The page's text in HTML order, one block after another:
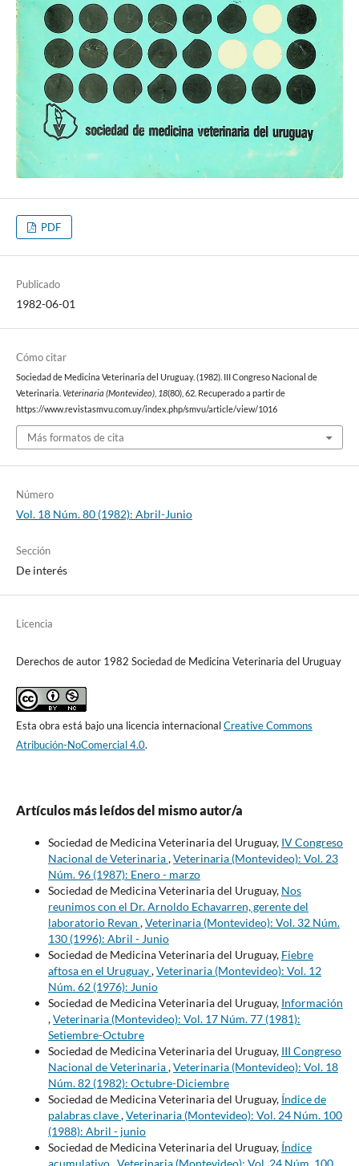
PDF
Publicado
1982-06-01
Cómo citar
Sociedad de Medicina Veterinaria del Uruguay. (1982). III Congreso Nacional de
Veterinaria. Veterinaria (Montevideo), 18(80), 62. Recuperado a partir de
https://www.revistasmvu.com.uy/index.php/smvu/article/view/1016
Más formatos de cita
Número
Vol. 18 Núm. 80 (1982): Abril-Junio
Sección
De interés
Licencia
Derechos de autor 1982 Sociedad de Medicina Veterinaria del Uruguay
Esta obra está bajo una licencia internacionalCreative Commons
Atribución-NoComercial 4.0.
Artículos más leídos del mismo autor/a
Sociedad de Medicina Veterinaria del Uruguay, IV Congreso
Nacional de Veterinaria,Veterinaria (Montevideo): Vol. 23
Núm. 96 (1987): Enero - marzo
Sociedad de Medicina Veterinaria del Uruguay, Nos
reunimos con el Dr. Arnoldo Echavarren, gerente del
laboratorio Revan ,Veterinaria (Montevideo): Vol. 32 Núm.
130 (1996): Abril - Junio
Sociedad de Medicina Veterinaria del Uruguay, Fiebre
aftosa en el Uruguay,Veterinaria (Montevideo): Vol. 12
Núm. 62 (1976): Junio
Sociedad de Medicina Veterinaria del Uruguay, Información
,Veterinaria (Montevideo): Vol. 17 Núm. 77 (1981):
Setiembre-Octubre
Sociedad de Medicina Veterinaria del Uruguay, III Congreso
Nacional de Veterinaria,Veterinaria (Montevideo): Vol. 18
Núm. 82 (1982): Octubre-Diciembre
Sociedad de Medicina Veterinaria del Uruguay, Índice de
palabras clave,Veterinaria (Montevideo): Vol. 24 Núm. 100
(1988): Abril - junio
Sociedad de Medicina Veterinaria del Uruguay, Índice